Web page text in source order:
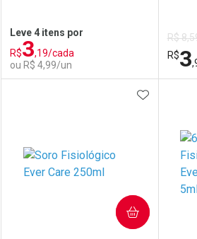
Comprar sem Desconto
Por R$ 3,59/cada
Comprar sem Desconto
Por R$ 3,59/cada
Por
Por
Leve 4 itens por
R$3,19/cada
ou R$ 4,99/un
R$
R$3
COMPRAR